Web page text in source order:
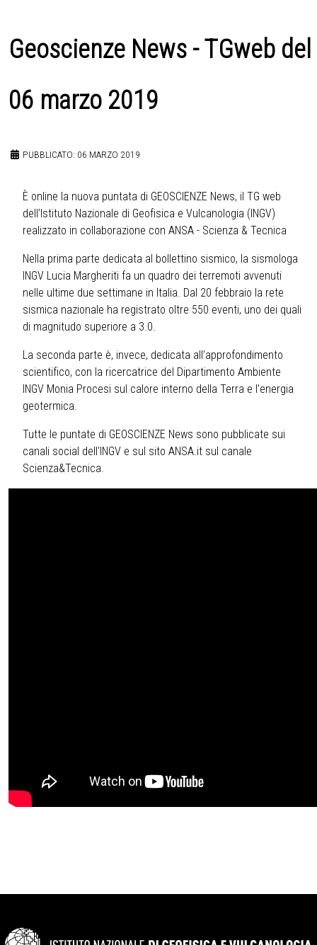
Geoscienze News - TGweb del
06 marzo 2019
PUBBLICATO: 06 MARZO 2019
È online la nuova puntata di GEOSCIENZE News, il TG web
dell’Istituto Nazionale di Geofisica e Vulcanologia (INGV)
realizzato in collaborazione con ANSA - Scienza & Tecnica
Nella prima parte dedicata al bollettino sismico, la sismologa
INGV Lucia Margheriti fa un quadro dei terremoti avvenuti
nelle ultime due settimane in Italia. Dal 20 febbraio la rete
sismica nazionale ha registrato oltre 550 eventi, uno dei quali
di magnitudo superiore a 3.0.
La seconda parte è, invece, dedicata all’approfondimento
scientifico, con la ricercatrice del Dipartimento Ambiente
INGV Monia Procesi sul calore interno della Terra e l'energia
geotermica.
Tutte le puntate di GEOSCIENZE News sono pubblicate sui
canali social dell'INGV e sul sito ANSA.it sul canale
Scienza&Tecnica.